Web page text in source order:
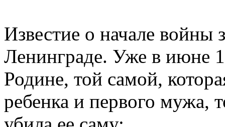
Известие о начале войны
Ленинграде. Уже в июне
Родине, той самой,
ребенка и первого мужа,